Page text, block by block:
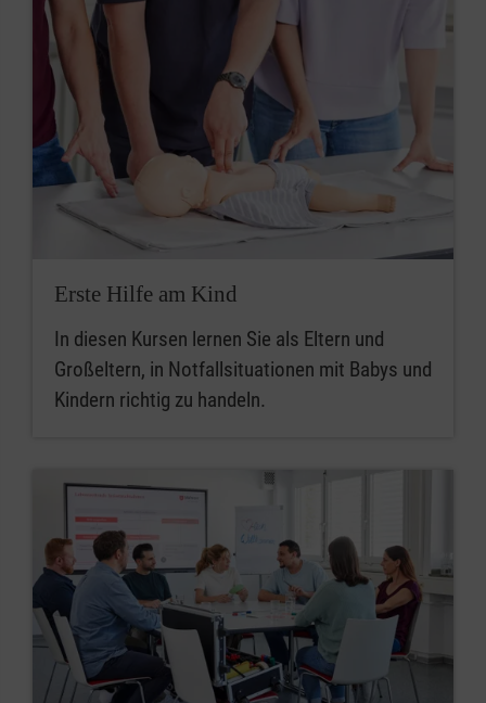
Erste Hilfe am Kind
In diesen Kursen lernen Sie als Eltern und
Großeltern, in Notfallsituationen mit Babys und
Kindern richtig zu handeln.